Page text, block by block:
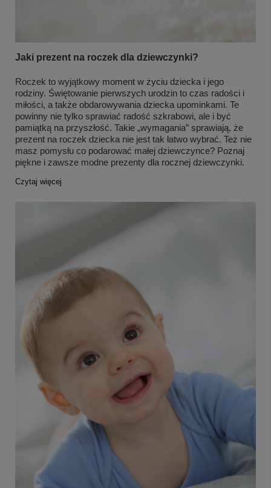
Jaki prezent na roczek dla dziewczynki?
Roczek to wyjątkowy moment w życiu dziecka i jego
rodziny. Świętowanie pierwszych urodzin to czas radości i
miłości, a także obdarowywania dziecka upominkami. Te
powinny nie tylko sprawiać radość szkrabowi, ale i być
pamiątką na przyszłość. Takie „wymagania” sprawiają, że
prezent na roczek dziecka nie jest tak łatwo wybrać. Też nie
masz pomysłu co podarować małej dziewczynce? Poznaj
piękne i zawsze modne prezenty dla rocznej dziewczynki.
Czytaj więcej